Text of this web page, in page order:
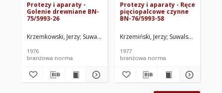
Protezy i aparaty -
Golenie drewniane BN-
75/5993-26
Krzemkowski, Jerzy Suwalski, Henryk Zjednoczenie Przemysłu
1976
branżowa norma
Protezy i aparaty - Ręce
pięciopalcowe czynne
BN-76/5993-58
Krzemiński, Jerzy Suwalski, Henryk
1977
branżowa norma